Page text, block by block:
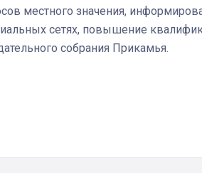
местного значения,
сетях, повышение
собрания Прикамья.